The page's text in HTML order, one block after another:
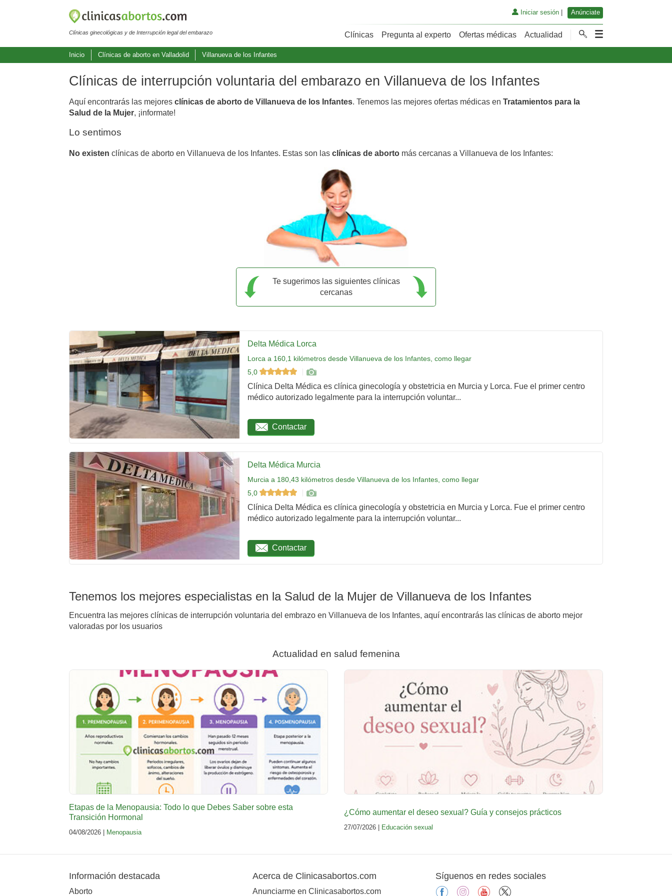
Clínicas ginecológicas y de Interrupción legal del embarazo
Iniciar sesión| Anúnciate
Clínicas Pregunta al experto Ofertas médicas Actualidad
Inicio Clínicas de aborto en Valladolid Villanueva de los Infantes
Clínicas de interrupción voluntaria del embarazo en Villanueva de los Infantes
Aquí encontrarás las mejores clínicas de aborto de Villanueva de los Infantes. Tenemos las mejores ofertas médicas en Tratamientos para la
Salud de la Mujer, ¡informate!
Lo sentimos
No existen clínicas de aborto en Villanueva de los Infantes. Estas son las clínicas de aborto más cercanas a Villanueva de los Infantes:
Te sugerimos las siguientes clínicas
cercanas
Delta Médica Lorca
Lorca a 160,1 kilómetros desde Villanueva de los Infantes, como llegar
5,0
Clínica Delta Médica es clínica ginecología y obstetricia en Murcia y Lorca. Fue el primer centro
médico autorizado legalmente para la interrupción voluntar...
Contactar
Delta Médica Murcia
Murcia a 180,43 kilómetros desde Villanueva de los Infantes, como llegar
5,0
Clínica Delta Médica es clínica ginecología y obstetricia en Murcia y Lorca. Fue el primer centro
médico autorizado legalmente para la interrupción voluntar...
Contactar
Tenemos los mejores especialistas en la Salud de la Mujer de Villanueva de los Infantes
Encuentra las mejores clínicas de interrupción voluntaria del embrazo en Villanueva de los Infantes, aquí encontrarás las clínicas de aborto mejor
valoradas por los usuarios
Actualidad en salud femenina
Etapas de la Menopausia: Todo lo que Debes Saber sobre esta
Transición Hormonal
04/08/2026 | Menopausia
¿Cómo aumentar el deseo sexual? Guía y consejos prácticos
27/07/2026 | Educación sexual
Información destacada
Aborto
Acerca de Clinicasabortos.com
Anunciarme en Clinicasabortos.com
Síguenos en redes sociales
facebookinstagramyoutube